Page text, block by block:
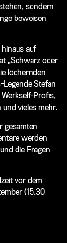
sondern
beweisen
auf
„Schwarz oder
löchernden
Legende Stefan
Werkself-Profis,
und vieles mehr.
gesamten
werden
die Fragen
vor dem
(15.30